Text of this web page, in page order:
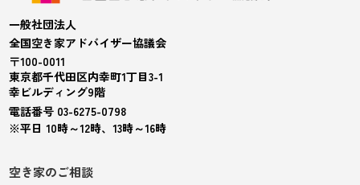
一般社団法人
全国空き家アドバイザー協議会
〒100-0011
東京都千代田区内幸町1丁目3-1
幸ビルディング9階
電話番号 03-6275-0798
※平日 10時～12時、13時～16時
空き家のご相談